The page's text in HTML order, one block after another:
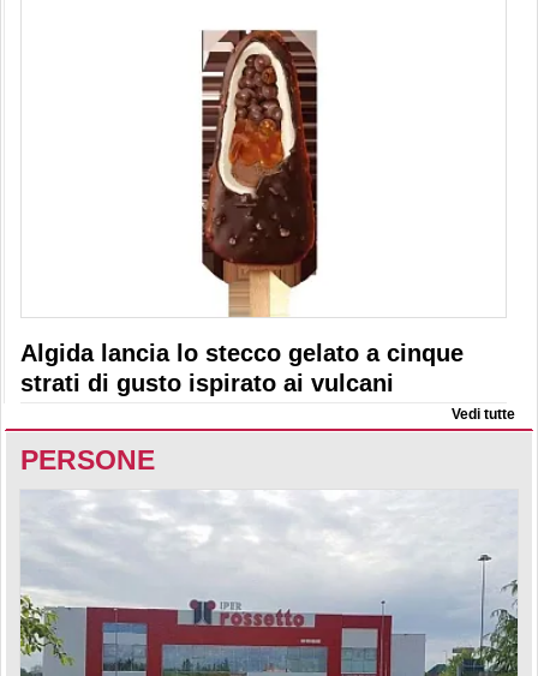
Algida lancia lo stecco gelato a cinque
strati di gusto ispirato ai vulcani
Vedi tutte
PERSONE